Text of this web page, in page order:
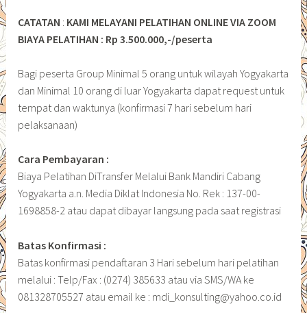
CATATAN : KAMI MELAYANI PELATIHAN ONLINE VIA ZOOM
BIAYA PELATIHAN : Rp 3.500.000,-/peserta
Bagi peserta Group Minimal 5 orang untuk wilayah Yogyakarta
dan Minimal 10 orang di luar Yogyakarta dapat request untuk
tempat dan waktunya (konfirmasi 7 hari sebelum hari
pelaksanaan)
Cara Pembayaran :
Biaya Pelatihan DiTransfer Melalui Bank Mandiri Cabang
Yogyakarta a.n. Media Diklat Indonesia No. Rek : 137-00-
1698858-2 atau dapat dibayar langsung pada saat registrasi
Batas Konfirmasi :
Batas konfirmasi pendaftaran 3 Hari sebelum hari pelatihan
melalui : Telp/Fax : (0274) 385633 atau via SMS/WA ke
081328705527 atau email ke : mdi_konsulting@yahoo.co.id